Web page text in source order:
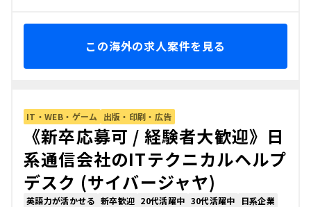
この海外の求人案件を見る
IT・WEB・ゲーム 出版・印刷・広告
《新卒応募可 / 経験者大歓迎》日
系通信会社のITテクニカルヘルプ
デスク (サイバージャヤ)
英語力が活かせる 新卒歓迎 20代活躍中 30代活躍中
日系企業